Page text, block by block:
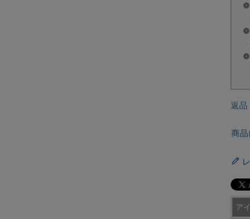
返品
商品
ア